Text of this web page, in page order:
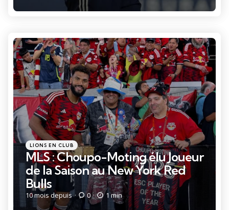
Catégories
Posté
dans
LIONS EN CLUB
MLS : Choupo-Moting élu Joueur
de la Saison au New York Red
Bulls
10 mois depuis 0 1 min